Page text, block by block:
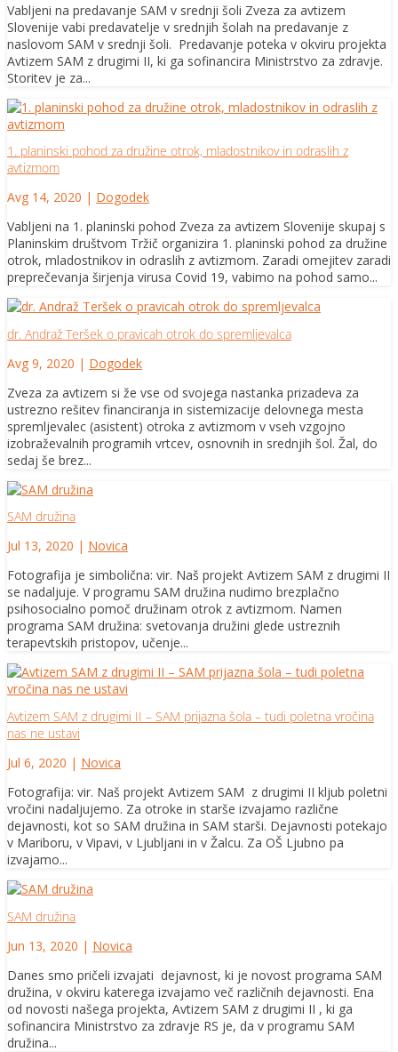
Vabljeni na predavanje SAM v srednji šoli Zveza za avtizem
Slovenije vabi predavatelje v srednjih šolah na predavanje z
naslovom SAM v srednji šoli. Predavanje poteka v okviru projekta
Avtizem SAM z drugimi II, ki ga sofinancira Ministrstvo za zdravje.
Storitev je za...
1. planinski pohod za družine otrok, mladostnikov in odraslih z
avtizmom
Avg 14, 2020 | Dogodek
Vabljeni na 1. planinski pohod Zveza za avtizem Slovenije skupaj s
Planinskim društvom Tržič organizira 1. planinski pohod za družine
otrok, mladostnikov in odraslih z avtizmom. Zaradi omejitev zaradi
preprečevanja širjenja virusa Covid 19, vabimo na pohod samo...
dr. Andraž Teršek o pravicah otrok do spremljevalca
Avg 9, 2020 | Dogodek
Zveza za avtizem si že vse od svojega nastanka prizadeva za
ustrezno rešitev financiranja in sistemizacije delovnega mesta
spremljevalec (asistent) otroka z avtizmom v vseh vzgojno
izobraževalnih programih vrtcev, osnovnih in srednjih šol. Žal, do
sedaj še brez...
SAM družina
Jul 13, 2020 | Novica
Fotografija je simbolična: vir. Naš projekt Avtizem SAM z drugimi II
se nadaljuje. V programu SAM družina nudimo brezplačno
psihosocialno pomoč družinam otrok z avtizmom. Namen
programa SAM družina: svetovanja družini glede ustreznih
terapevtskih pristopov, učenje...
Avtizem SAM z drugimi II – SAM prijazna šola – tudi poletna vročina
nas ne ustavi
Jul 6, 2020 | Novica
Fotografija: vir. Naš projekt Avtizem SAM z drugimi II kljub poletni
vročini nadaljujemo. Za otroke in starše izvajamo različne
dejavnosti, kot so SAM družina in SAM starši. Dejavnosti potekajo
v Mariboru, v Vipavi, v Ljubljani in v Žalcu. Za OŠ Ljubno pa
izvajamo...
SAM družina
Jun 13, 2020 | Novica
Danes smo pričeli izvajati dejavnost, ki je novost programa SAM
družina, v okviru katerega izvajamo več različnih dejavnosti. Ena
od novosti našega projekta, Avtizem SAM z drugimi II , ki ga
sofinancira Ministrstvo za zdravje RS je, da v programu SAM
družina...